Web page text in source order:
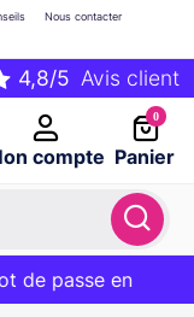
compte
Nous contacter
0
Panier
sur votre panier
codeBIENVENUE
passe en